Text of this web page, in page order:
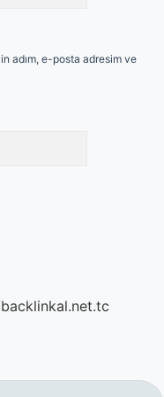
adım, e-posta adresim ve